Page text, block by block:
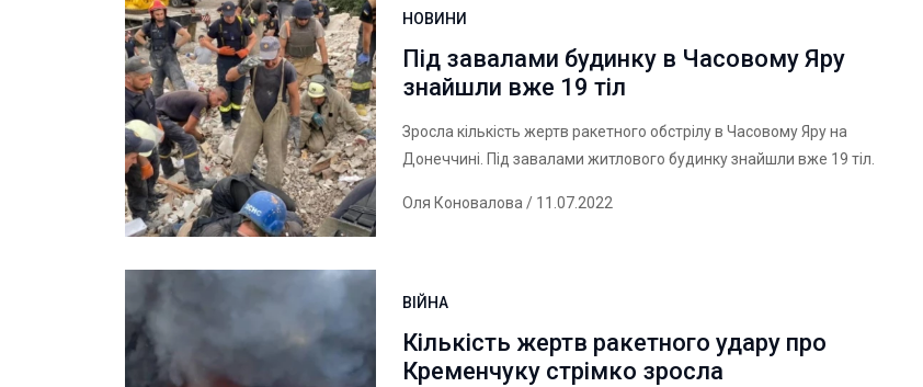
НОВИНИ
Під завалами будинку в Часовому Яру
знайшли вже 19 тіл
Зросла кількість жертв ракетного обстрілу в Часовому Яру на
Донеччині. Під завалами житлового будинку знайшли вже 19 тіл.
Оля Коновалова / 11.07.2022
ВІЙНА
Кількість жертв ракетного удару про
Кременчуку стрімко зросла